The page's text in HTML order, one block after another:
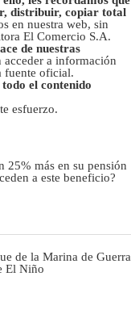
distribuir, copiar total
en nuestra web, sin
El Comercio S.A.
de nuestras
acceder a información
fuente oficial.
el contenido
esfuerzo.
25% más en su pensión
a este beneficio?
de la Marina de Guerra
El Niño